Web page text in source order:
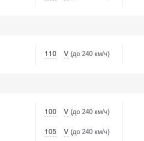
110 V (до 240 км/ч)
100 V (до 240 км/ч)
105 V (до 240 км/ч)